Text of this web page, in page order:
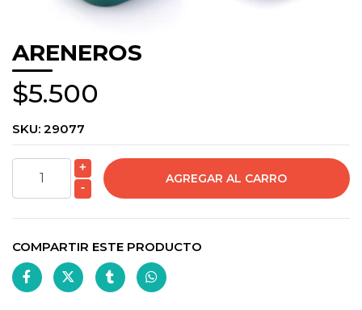
ARENEROS
$5.500
SKU: 29077
+
-
COMPARTIR ESTE PRODUCTO